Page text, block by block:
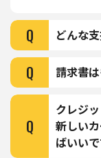
Q どんな
Q 請求書
Q
クレジ
新しい
ばいい